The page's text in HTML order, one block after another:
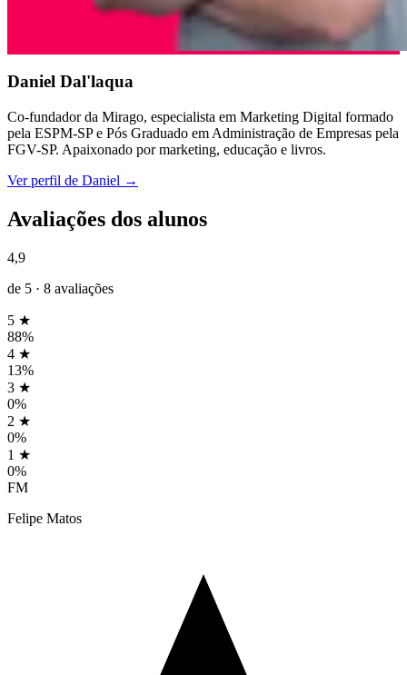
Daniel Dal'laqua
Co-fundador da Mirago, especialista em Marketing Digital formado
pela ESPM-SP e Pós Graduado em Administração de Empresas pela
FGV-SP. Apaixonado por marketing, educação e livros.
Ver perfil de Daniel →
Avaliações dos alunos
4,9
de 5 · 8 avaliações
5 ★
88%
4 ★
13%
3 ★
0%
2 ★
0%
1 ★
0%
FM
Felipe Matos